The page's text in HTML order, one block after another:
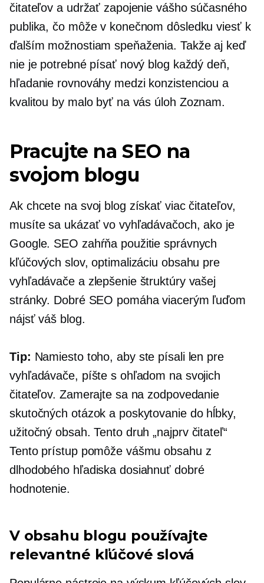
čitateľov a udržať zapojenie vášho súčasného
publika, čo môže v konečnom dôsledku viesť k
ďalším možnostiam speňaženia. Takže aj keď
nie je potrebné písať nový blog každý deň,
hľadanie rovnováhy medzi konzistenciou a
kvalitou by malo byť na vás úloh Zoznam.
Pracujte na SEO na
svojom blogu
Ak chcete na svoj blog získať viac čitateľov,
musíte sa ukázať vo vyhľadávačoch, ako je
Google. SEO zahŕňa použitie správnych
kľúčových slov, optimalizáciu obsahu pre
vyhľadávače a zlepšenie štruktúry vašej
stránky. Dobré SEO pomáha viacerým ľuďom
nájsť váš blog.
Tip: Namiesto toho, aby ste písali len pre
vyhľadávače, píšte s ohľadom na svojich
čitateľov. Zamerajte sa na zodpovedanie
skutočných otázok a poskytovanie do hĺbky,
užitočný obsah. Tento druh„najprv čitateľ“
Tento prístup pomôže vášmu obsahu z
dlhodobého hľadiska dosiahnuť dobré
hodnotenie.
V obsahu blogu používajte
relevantné kľúčové slová